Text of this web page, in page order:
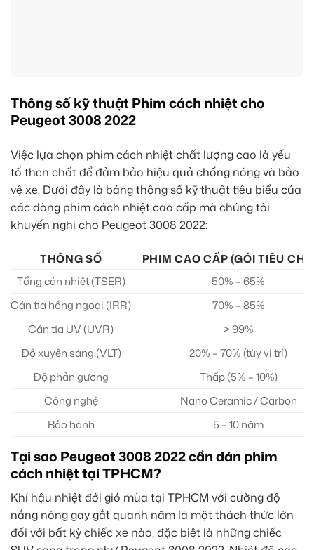
Thông số kỹ thuật Phim cách nhiệt cho
Peugeot 3008 2022
Việc lựa chọn phim cách nhiệt chất lượng cao là yếu
tố then chốt để đảm bảo hiệu quả chống nóng và bảo
vệ xe. Dưới đây là bảng thông số kỹ thuật tiêu biểu của
các dòng phim cách nhiệt cao cấp mà chúng tôi
khuyến nghị cho Peugeot 3008 2022:
THÔNG SỐ
PHIM CAO CẤP (GÓI TIÊU
Tổng cản nhiệt (TSER)
50% – 65%
Cản tia hồng ngoại (IRR)
70% – 85%
Cản tia UV (UVR)
> 99%
Độ xuyên sáng (VLT)
20% – 70% (tùy vị trí)
Độ phản gương
Thấp (5% – 10%)
Công nghệ
Nano Ceramic / Carbon
Bảo hành
5 – 10 năm
Tại sao Peugeot 3008 2022 cần dán phim
cách nhiệt tại TPHCM?
Khí hậu nhiệt đới gió mùa tại TPHCM với cường độ
nắng nóng gay gắt quanh năm là một thách thức lớn
đối với bất kỳ chiếc xe nào, đặc biệt là những chiếc